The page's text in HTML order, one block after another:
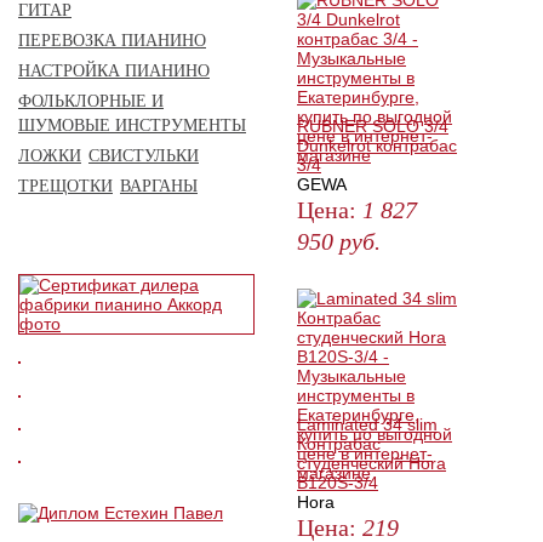
RUBNER SOLO 3/4
Dunkelrot контрабас
3/4
GEWA
Цена: 1 827
950 руб.
Laminated 34 slim
Контрабас
студенческий Hora
B120S-3/4
Hora
Цена: 219
ГИТАР
ПЕРЕВОЗКА ПИАНИНО
НАСТРОЙКА ПИАНИНО
ФОЛЬКЛОРНЫЕ И
ШУМОВЫЕ ИНСТРУМЕНТЫ
ЛОЖКИ СВИСТУЛЬКИ
ТРЕЩОТКИ ВАРГАНЫ